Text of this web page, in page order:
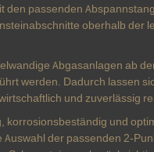
passenden
oberhalb der
Abgasanlagen ab
werden. Dadurch lassen
und zuverlässig
und
der passenden 2-